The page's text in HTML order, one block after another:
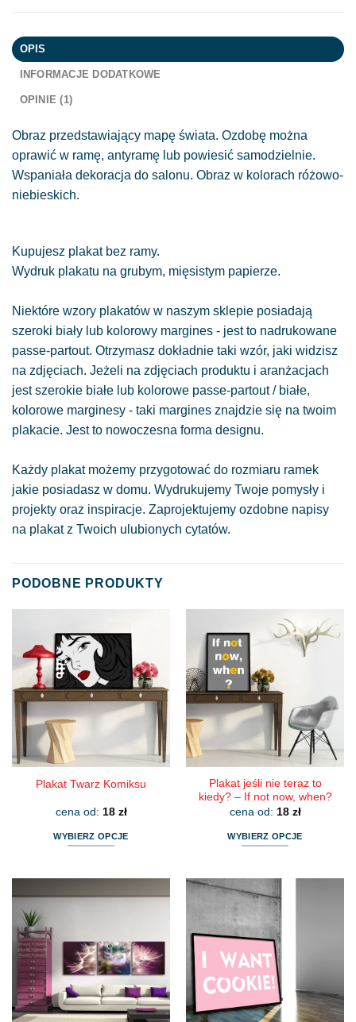
OPIS
INFORMACJE DODATKOWE
OPINIE (1)
Obraz przedstawiający mapę świata. Ozdobę można
oprawić w ramę, antyramę lub powiesić samodzielnie.
Wspaniała dekoracja do salonu. Obraz w kolorach różowo-
niebieskich.
Kupujesz plakat bez ramy.
Wydruk plakatu na grubym, mięsistym papierze.
Niektóre wzory plakatów w naszym sklepie posiadają
szeroki biały lub kolorowy margines - jest to nadrukowane
passe-partout. Otrzymasz dokładnie taki wzór, jaki widzisz
na zdjęciach. Jeżeli na zdjęciach produktu i aranżacjach
jest szerokie białe lub kolorowe passe-partout / białe,
kolorowe marginesy - taki margines znajdzie się na twoim
plakacie. Jest to nowoczesna forma designu.
Każdy plakat możemy przygotować do rozmiaru ramek
jakie posiadasz w domu. Wydrukujemy Twoje pomysły i
projekty oraz inspiracje. Zaprojektujemy ozdobne napisy
na plakat z Twoich ulubionych cytatów.
PODOBNE PRODUKTY
Plakat Twarz Komiksu
cena od: 18 zł
WYBIERZ OPCJE
Opcje
można
wybrać
na
stronie
Plakat jeśli nie teraz to
kiedy? – If not now, when?
cena od: 18 zł
WYBIERZ OPCJE
ma
wiele
wariantów.
Opcje
można
wybrać
na
stronie